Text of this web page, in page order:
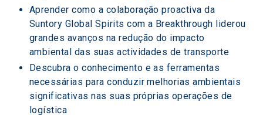
Aprender como a colaboração proactiva da
Suntory Global Spirits com a Breakthrough liderou
grandes avanços na redução do impacto
ambiental das suas actividades de transporte
Descubra o conhecimento e as ferramentas
necessárias para conduzir melhorias ambientais
significativas nas suas próprias operações de
logística